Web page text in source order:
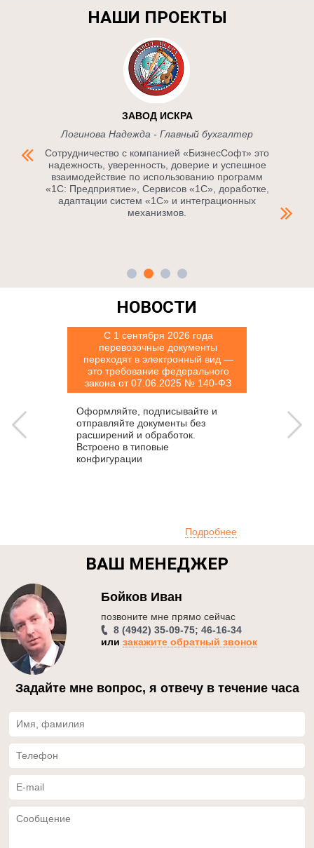
НАШИ ПРОЕКТЫ
ЗАВОД ИСКРА
Логинова Надежда - Главный бухгалтер
Сотрудничество с компанией «БизнесСофт» это
надежность, уверенность, доверие и успешное
взаимодействие по использованию программ
«1С: Предприятие», Сервисов «1С», доработке,
адаптации систем «1С» и интеграционных
механизмов.
НОВОСТИ
С 1 сентября 2026 года
перевозочные документы
переходят в электронный вид —
это требование федерального
закона от 07.06.2025 № 140-ФЗ
Оформляйте, подписывайте и
отправляйте документы без
расширений и обработок.
Встроено в типовые
конфигурации
Подробнее
ВАШ МЕНЕДЖЕР
Бойков Иван
позвоните мне прямо сейчаc
8 (4942) 35-09-75; 46-16-34
илизакажите обратный звонок
Задайте мне вопрос, я отвечу в течение часа